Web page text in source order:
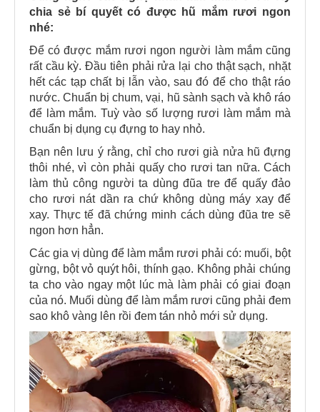
chia sẻ bí quyết có được hũ mắm rươi ngon
nhé:
Để có được mắm rươi ngon người làm mắm cũng
rất cầu kỳ. Đầu tiên phải rửa lại cho thật sạch, nhặt
hết các tạp chất bị lẫn vào, sau đó để cho thật ráo
nước. Chuẩn bị chum, vại, hũ sành sạch và khô ráo
để làm mắm. Tuỳ vào số lượng rươi làm mắm mà
chuẩn bị dụng cụ đựng to hay nhỏ.
Bạn nên lưu ý rằng, chỉ cho rươi già nửa hũ đựng
thôi nhé, vì còn phải quấy cho rươi tan nữa. Cách
làm thủ công người ta dùng đũa tre để quấy đảo
cho rươi nát dần ra chứ không dùng máy xay để
xay. Thực tế đã chứng minh cách dùng đũa tre sẽ
ngon hơn hẳn.
Các gia vị dùng để làm mắm rươi phải có: muối, bột
gừng, bột vỏ quýt hôi, thính gạo. Không phải chúng
ta cho vào ngay một lúc mà làm phải có giai đoạn
của nó. Muối dùng để làm mắm rươi cũng phải đem
sao khô vàng lên rồi đem tán nhỏ mới sử dụng.